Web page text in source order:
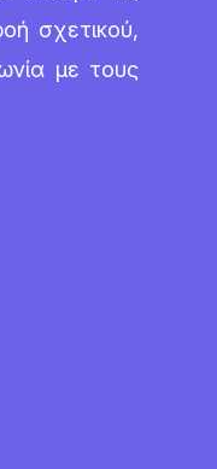
σχετικού,
με τους